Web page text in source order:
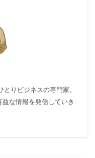
りビジネスの専門家。
な情報を発信していき